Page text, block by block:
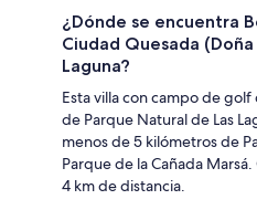
¿Dónde se encuentra
Ciudad Quesada
Laguna?
Esta villa con campo de golf
de Parque Natural de Las
menos de 5 kilómetros de
Parque de la Cañada
4 km de distancia.